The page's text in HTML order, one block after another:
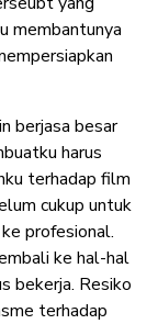
membantunya
berjasa besar
harus
terhadap film
cukup untuk
profesional.
ke hal-hal
bekerja. Resiko
terhadap